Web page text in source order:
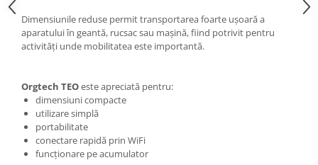
Dimensiunile reduse permit transportarea foarte ușoară a
aparatului în geantă, rucsac sau mașină, fiind potrivit pentru
activități unde mobilitatea este importantă.
Orgtech TEOeste apreciată pentru:
dimensiuni compacte
utilizare simplă
portabilitate
conectare rapidă prin WiFi
funcționare pe acumulator